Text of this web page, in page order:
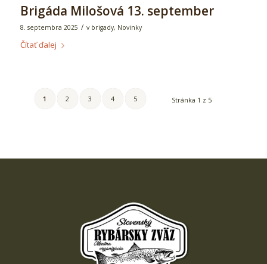
Brigáda Milošová 13. september
8. septembra 2025 / v brigady, Novinky
Čítať ďalej
Stránka 1 z 5
1 2 3 4 5